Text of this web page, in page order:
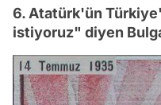
6. Atatürk'ün
istiyoruz" diyen